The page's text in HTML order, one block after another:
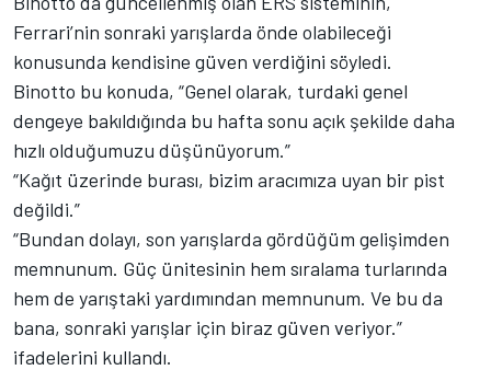
Ferrari’nin sonraki yarışlarda önde olabileceği
konusunda kendisine güven verdiğini söyledi.
Binotto bu konuda, “Genel olarak, turdaki genel
dengeye bakıldığında bu hafta sonu açık şekilde daha
hızlı olduğumuzu düşünüyorum.”
“Kağıt üzerinde burası, bizim aracımıza uyan bir pist
değildi.”
“Bundan dolayı, son yarışlarda gördüğüm gelişimden
memnunum. Güç ünitesinin hem sıralama turlarında
hem de yarıştaki yardımından memnunum. Ve bu da
bana, sonraki yarışlar için biraz güven veriyor.”
ifadelerini kullandı.